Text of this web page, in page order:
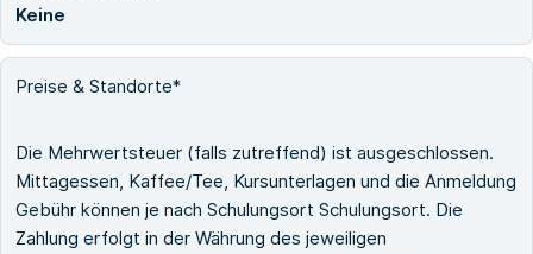
Keine
Preise & Standorte*
Die Mehrwertsteuer (falls zutreffend) ist ausgeschlossen.
Mittagessen, Kaffee/Tee, Kursunterlagen und die Anmeldung
Gebühr können je nach Schulungsort Schulungsort. Die
Zahlung erfolgt in der Währung des jeweiligen